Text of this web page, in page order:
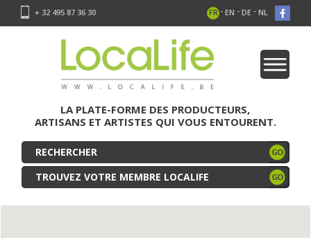
+ 32 495 87 36 30 FR - EN - DE - NL
LA PLATE-FORME DES PRODUCTEURS,
ARTISANS ET ARTISTES QUI VOUS ENTOURENT.
TROUVEZ VOTRE MEMBRE LOCALIFE